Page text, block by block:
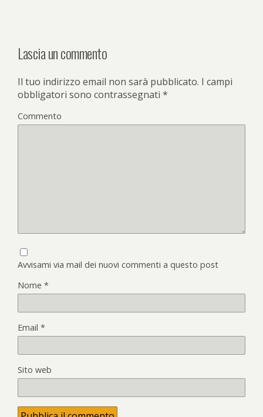
Lascia un commento
Il tuo indirizzo email non sarà pubblicato. I campi
obbligatori sono contrassegnati *
Commento
Avvisami via mail dei nuovi commenti a questo post
Nome *
Email *
Sito web